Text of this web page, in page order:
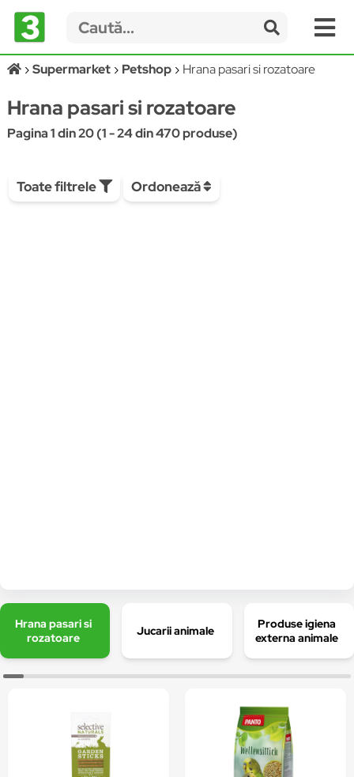
Supermarket Petshop Hrana pasari si rozatoare
Hrana pasari si rozatoare
Pagina 1 din 20 (1 - 24 din 470 produse)
Toate filtrele Ordonează
Hrana pasari si
rozatoare
Jucarii animale
Produse igiena
externa animale